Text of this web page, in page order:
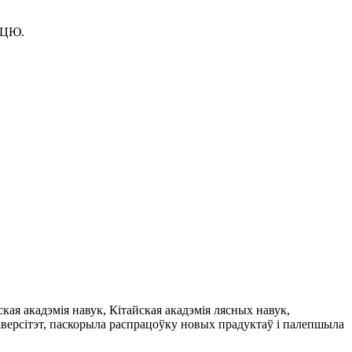
акадэмія навук, Кітайская акадэмія лясных навук,
паскорыла распрацоўку новых прадуктаў і палепшыла